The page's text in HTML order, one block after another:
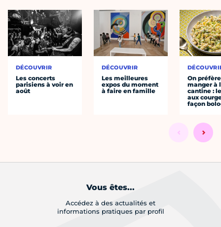
DÉCOUVRIR
Les concerts
parisiens à voir en
août
DÉCOUVRIR
Les meilleures
expos du moment
à faire en famille
On préfère
manger à
cantine :
aux
façon
Vous êtes...
Accédez à des actualités et
informations pratiques par profil